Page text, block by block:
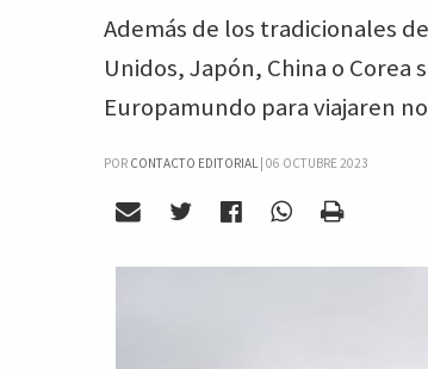
Además de los tradicionales
Unidos, Japón, China o
Europamundo para viajaren
POR CONTACTO EDITORIAL | 06 OCTUBRE 2023